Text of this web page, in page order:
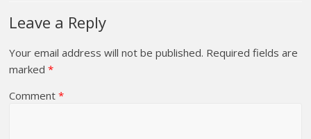
Leave a Reply
Your email address will not be published. Required fields are
marked*
Comment*